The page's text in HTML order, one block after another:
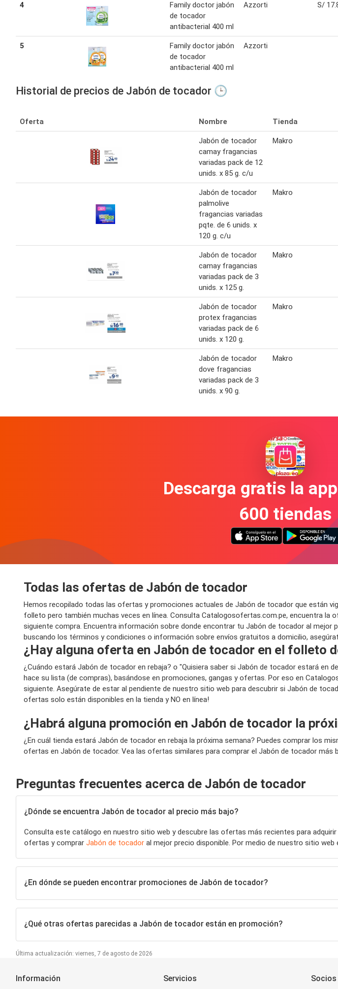
4
Family doctor jabón
de tocador
antibacterial 400 ml
Azzorti S/
5
Family doctor jabón
de tocador
antibacterial 400 ml
Azzorti
Historial de precios de Jabón de tocador 🕒
Oferta Nombre Tienda
Jabón de tocador
camay fragancias
variadas pack de 12
unids. x 85 g. c/u
Makro
Jabón de tocador
palmolive
fragancias variadas
pqte. de 6 unids. x
120 g. c/u
Makro
Jabón de tocador
camay fragancias
variadas pack de 3
unids. x 125 g.
Makro
Jabón de tocador
protex fragancias
variadas pack de 6
unids. x 120 g.
Makro
Jabón de tocador
dove fragancias
variadas pack de 3
unids. x 90 g.
Makro
Descarga gratis la
600 tiendas
Todas las ofertas de Jabón de tocador
Hemos recopilado todas las ofertas y promociones actuales de Jabón de tocador que están
folleto pero también muchas veces en línea. Consulta Catalogosofertas.com.pe, encuentra la
siguiente compra. Encuentra información sobre donde encontrar tu Jabón de tocador al
buscando los términos y condiciones o información sobre envíos gratuitos a domicilio,
¿Hay alguna oferta en Jabón de tocador en el folleto
¿Cuándo estará Jabón de tocador en rebaja? o "Quisiera saber si Jabón de tocador estará en
hace su lista (de compras), basándose en promociones, gangas y ofertas. Por eso en
siguiente. Asegúrate de estar al pendiente de nuestro sitio web para descubrir si Jabón de
ofertas solo están disponibles en la tienda y NO en línea!
¿Habrá alguna promoción en Jabón de tocador la
¿En cuál tienda estará Jabón de tocador en rebaja la próxima semana? Puedes comprar los
ofertas en Jabón de tocador. Vea las ofertas similares para comprar el Jabón de tocador más
Preguntas frecuentes acerca de Jabón de tocador
¿Dónde se encuentra Jabón de tocador al precio más bajo?
Consulta este catálogo en nuestro sitio web y descubre las ofertas más recientes para adquirir
ofertas y comprar Jabón de tocador al mejor precio disponible. Por medio de nuestro sitio
¿En dónde se pueden encontrar promociones de Jabón de tocador?
¿Qué otras ofertas parecidas a Jabón de tocador están en promoción?
Última actualización: viernes, 7 de agosto de 2026
Información Servicios Socios